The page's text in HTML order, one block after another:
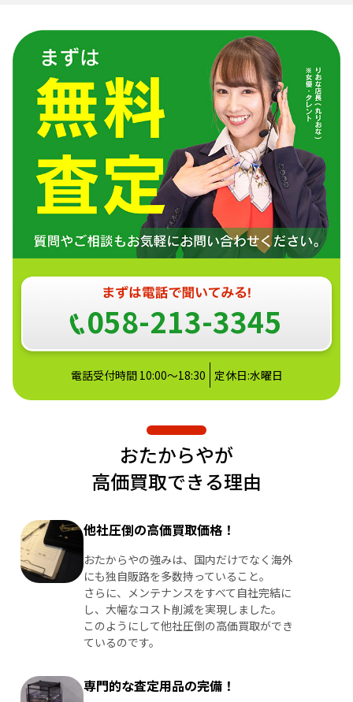
058-213-3345
電話受付時間 10:00～18:30 定休日:水曜日
おたからやが
高価買取できる理由
他社圧倒の高価買取価格！
おたからやの強みは、国内だけでなく海外
にも独自販路を多数持っていること。
さらに、メンテナンスをすべて自社完結に
し、大幅なコスト削減を実現しました。
このようにして他社圧倒の高価買取ができ
ているのです。
専門的な査定用品の完備！